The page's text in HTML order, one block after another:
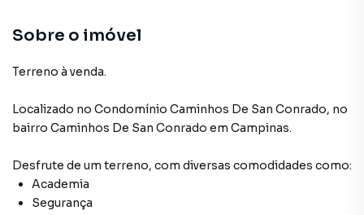
Sobre o imóvel
Terreno à venda.
Localizado no Condomínio Caminhos De San Conrado, no
bairro Caminhos De San Conrado em Campinas.
Desfrute de um terreno, com diversas comodidades como:
Academia
Segurança